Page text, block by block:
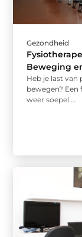
Gezondheid
Beweging
Heb je last van
bewegen?
weer soepel ...